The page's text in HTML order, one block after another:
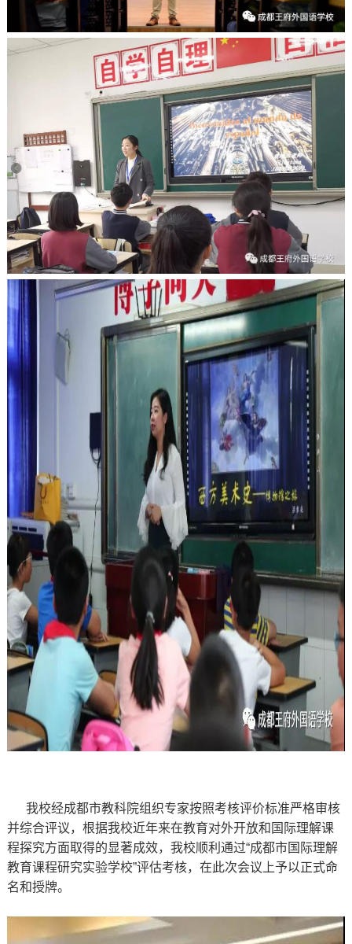
我校经成都市教科院组织专家按照考核评价标准严格审核
并综合评议，根据我校近年来在教育对外开放和国际理解课
程探究方面取得的显著成效，我校顺利通过“成都市国际理解
教育课程研究实验学校”评估考核，在此次会议上予以正式命
名和授牌。